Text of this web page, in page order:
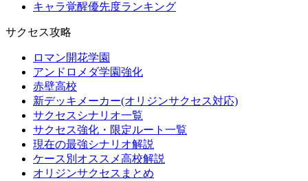
キャラ覚醒優先度ランキング
サクセス攻略
ロマン開花学園
アンドロメダ学園強化
赤壁高校
新デッキメーカー(オリジンサクセス対応)
サクセスシナリオ一覧
サクセス強化・限定ルート一覧
現在の最強シナリオ解説
ケース別オススメ高校解説
オリジンサクセスまとめ